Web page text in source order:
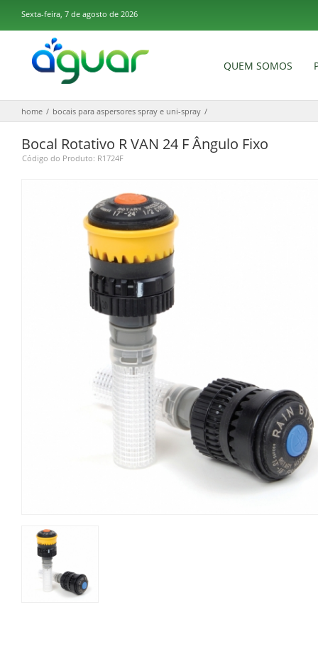
Sexta-feira, 7 de agosto de 2026
×
E-mail
Lembrar de mim
QUEM SOMOS
home / bocais para aspersores spray e uni-spray /
Bocal Rotativo R VAN 24 F Ângulo Fixo
Código do Produto: R1724F